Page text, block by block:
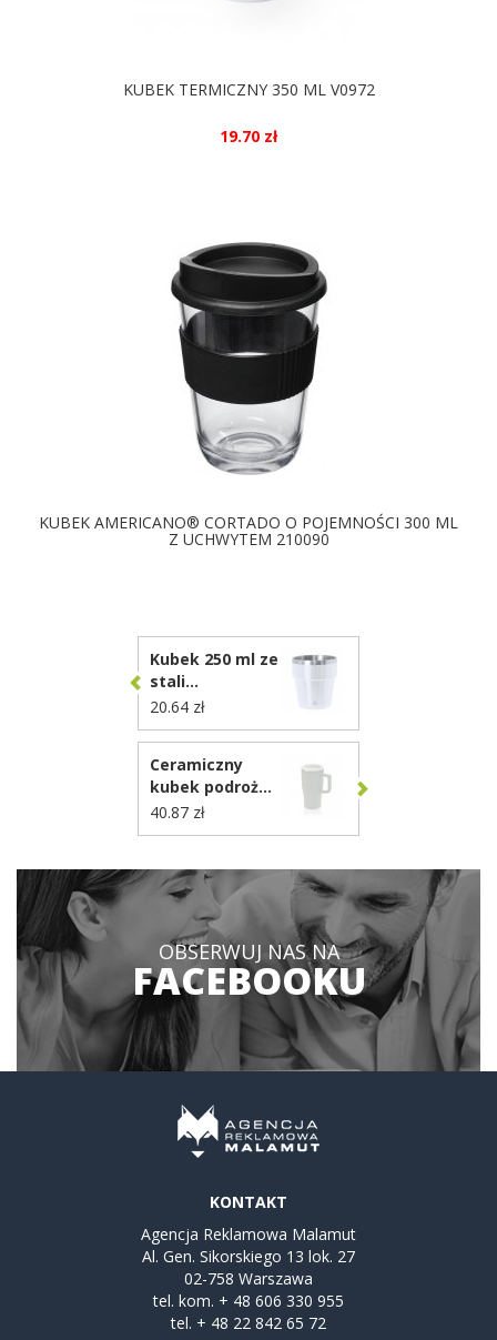
KUBEK TERMICZNY 350 ML V0972
19.70 zł
KUBEK AMERICANO® CORTADO O POJEMNOŚCI 300 ML
Z UCHWYTEM 210090
Kubek 250 ml ze
stali
nierdzewnej z
recyklingu
VA682
20.64 zł
Ceramiczny
kubek podrożny
490 ml
P437.2203
40.87 zł
OBSERWUJ NAS NA
FACEBOOKU
KONTAKT
Agencja Reklamowa Malamut
Al. Gen. Sikorskiego 13 lok. 27
02-758 Warszawa
tel. kom. + 48 606 330 955
tel. + 48 22 842 65 72